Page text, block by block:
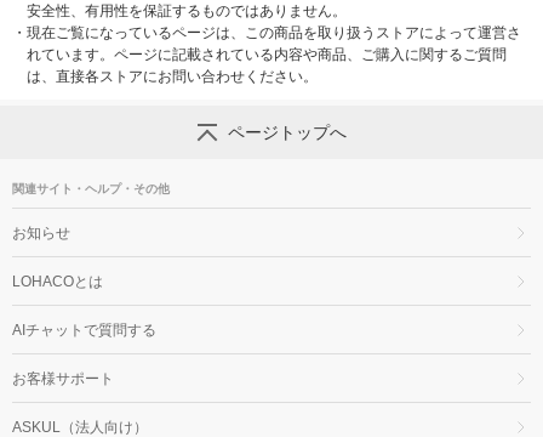
安全性、有用性を保証するものではありません。
・ 現在ご覧になっているページは、この商品を取り扱うストアによって運営さ
れています。ページに記載されている内容や商品、ご購入に関するご質問
は、直接各ストアにお問い合わせください。
ページトップへ
関連サイト・ヘルプ・その他
お知らせ
LOHACOとは
AIチャットで質問する
お客様サポート
ASKUL（法人向け）